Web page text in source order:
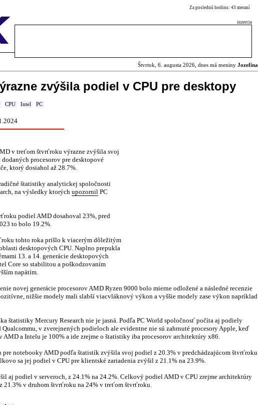
Za poslednú hodinu: 43 meraní
inzercia
Štvrtok, 6. augusta 2026, dnes má meniny Jozefína
zvýšila podiel v CPU pre desktopy
CPU Intel PC
v treťom štvrťroku výrazne zvýšila svoj
procesorov pre desktopové
ktorý dosiahol až 28.7%.
štatistiky analytickej spoločnosti
na výsledky ktorých upozornil PC
podiel AMD dosahoval 23%, pred
to bolo 19.2%.
tohto roka prišlo k viacerým dôležitým
desktopových CPU. Naplno prepukla
13. a 14. generácie desktopových
Core so stabilitou a poškodzovaním
napätím.
novej generácie procesorov AMD Ryzen 9000 bolo mierne odložené a následné recenzie
nižšie modely mali slabší viacvláknový výkon a vyššie modely zase výkon napríklad
štatistiky Mercury Research nie je jasná. Podľa PC World spoločnosť počíta aj podiely
Qualcommu, v zverejnených podieloch ale evidentne nie sú zahrnuté procesory Apple, keď
AMD a Intelu je 100% a ide zrejme o štatistiky iba procesorov architektúry x86.
pre notebooky AMD podľa štatistík zvýšila svoj podiel z 20.3% v predchádzajúcom štvrťroku
sa jej podiel v CPU pre klientské zariadenia zvýšil z 21.1% na 23.9%.
aj podiel v serveroch, z 24.1% na 24.2%. Celkový podiel AMD v CPU zrejme architektúry
21.3% v druhom štvrťroku na 24% v treťom štvrťroku.